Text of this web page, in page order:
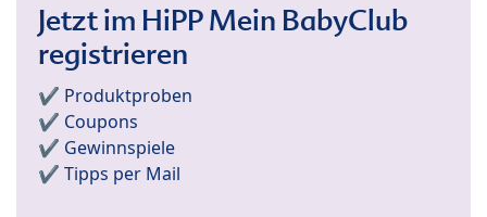
Jetzt im HiPP Mein BabyClub
registrieren
✔️ Produktproben
✔️ Coupons
✔️ Gewinnspiele
✔️ Tipps per Mail